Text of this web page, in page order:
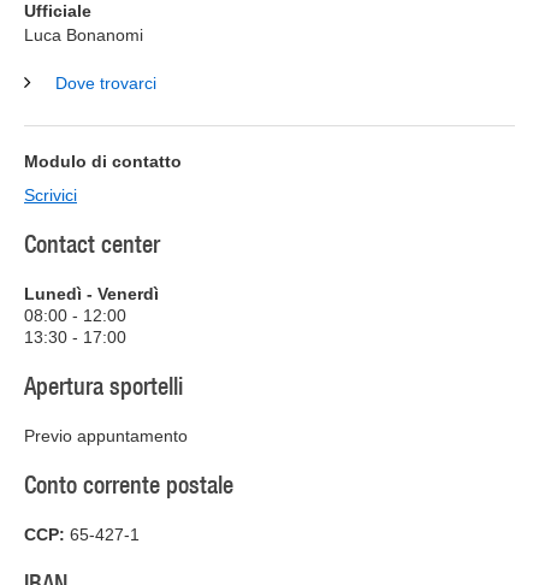
Ufficiale
Luca Bonanomi
Dove trovarci
Modulo di contatto
Scrivici
Contact center
Lunedì - Venerdì
08:00 - 12:00
13:30 - 17:00
Apertura sportelli
Previo appuntamento
Conto corrente postale
CCP: 65-427-1